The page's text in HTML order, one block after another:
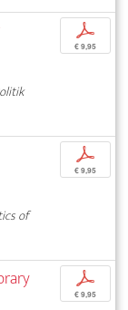
p
€ 9,95
of
p
€ 9,95
p
€ 9,95